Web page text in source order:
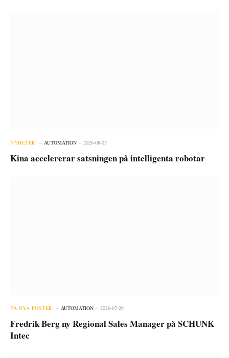
NYHETER AUTOMATION 2026-08-03
Kina accelererar satsningen på intelligenta robotar
PÅ NYA POSTER AUTOMATION 2026-07-29
Fredrik Berg ny Regional Sales Manager på SCHUNK
Intec